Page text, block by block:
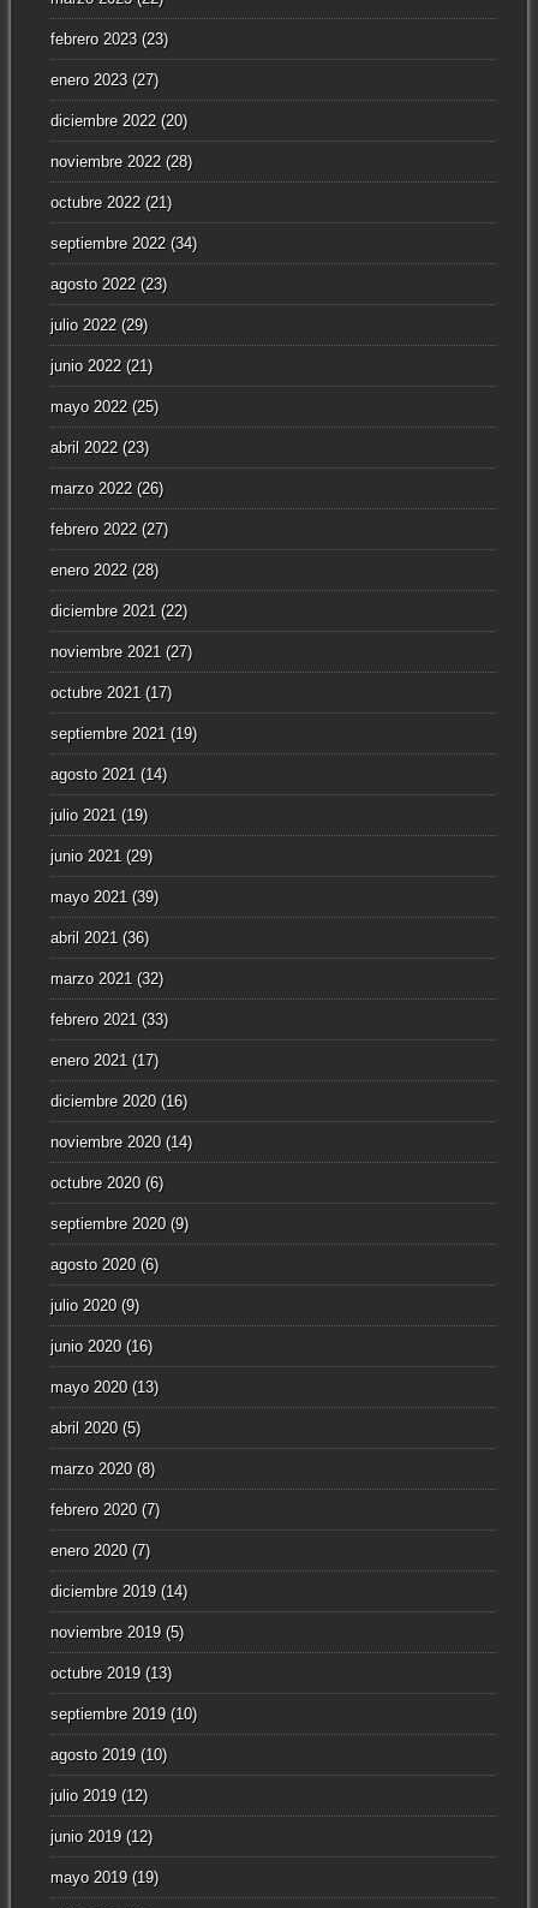
febrero 2023(23)
enero 2023(27)
diciembre 2022(20)
noviembre 2022(28)
octubre 2022(21)
septiembre 2022(34)
agosto 2022(23)
julio 2022(29)
junio 2022(21)
mayo 2022(25)
abril 2022(23)
marzo 2022(26)
febrero 2022(27)
enero 2022(28)
diciembre 2021(22)
noviembre 2021(27)
octubre 2021(17)
septiembre 2021(19)
agosto 2021(14)
julio 2021(19)
junio 2021(29)
mayo 2021(39)
abril 2021(36)
marzo 2021(32)
febrero 2021(33)
enero 2021(17)
diciembre 2020(16)
noviembre 2020(14)
octubre 2020(6)
septiembre 2020(9)
agosto 2020(6)
julio 2020(9)
junio 2020(16)
mayo 2020(13)
abril 2020(5)
marzo 2020(8)
febrero 2020(7)
enero 2020(7)
diciembre 2019(14)
noviembre 2019(5)
octubre 2019(13)
septiembre 2019(10)
agosto 2019(10)
julio 2019(12)
junio 2019(12)
mayo 2019(19)